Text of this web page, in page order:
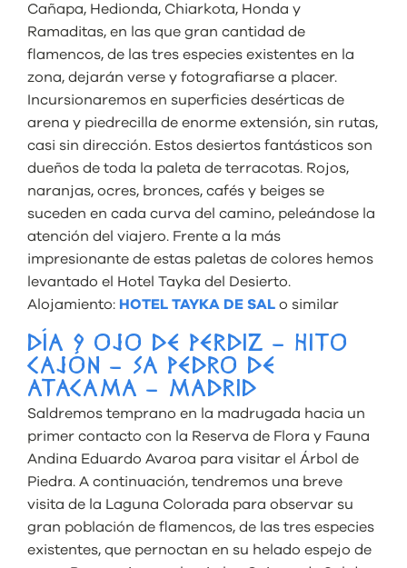
Cañapa, Hedionda, Chiarkota, Honda y
Ramaditas, en las que gran cantidad de
flamencos, de las tres especies existentes en la
zona, dejarán verse y fotografiarse a placer.
Incursionaremos en superficies desérticas de
arena y piedrecilla de enorme extensión, sin rutas,
casi sin dirección. Estos desiertos fantásticos son
dueños de toda la paleta de terracotas. Rojos,
naranjas, ocres, bronces, cafés y beiges se
suceden en cada curva del camino, peleándose la
atención del viajero. Frente a la más
impresionante de estas paletas de colores hemos
levantado el Hotel Tayka del Desierto.
Alojamiento: HOTEL TAYKA DE SAL o similar
DÍA 9 OJO DE PERDIZ – HITO
CAJÓN – SA PEDRO DE
ATACAMA – MADRID
Saldremos temprano en la madrugada hacia un
primer contacto con la Reserva de Flora y Fauna
Andina Eduardo Avaroa para visitar el Árbol de
Piedra. A continuación, tendremos una breve
visita de la Laguna Colorada para observar su
gran población de flamencos, de las tres especies
existentes, que pernoctan en su helado espejo de